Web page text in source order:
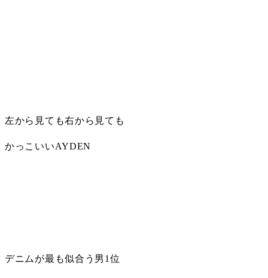
左から見ても右から見ても
かっこいいAYDEN
デニムが最も似合う男1位